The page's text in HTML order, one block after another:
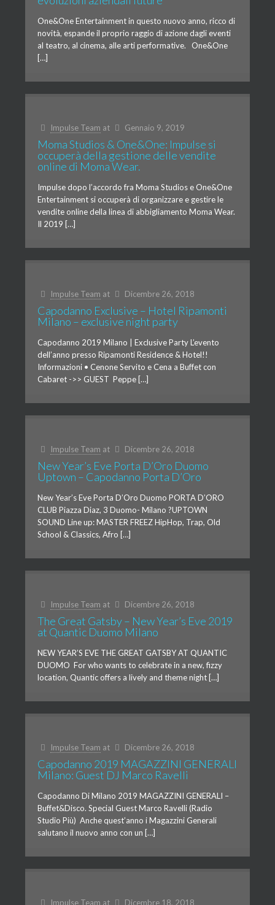
One&One Entertainment in questo nuovo anno, ricco di
novità, espande il proprio raggio di azione dagli eventi
al teatro, al cinema, alle arti performative. One&One
[…]
Impulse Team at Gennaio 9, 2019
Moma Studios & One&One: Impulse si
occuperà della gestione delle vendite
online di Moma Wear.
Impulse dopo l’accordo fra Moma Studios e One&One
Entertainment si occuperà di organizzare e gestire le
vendite online della linea di abbigliamento Moma Wear.
Il 2019 […]
Impulse Team at Dicembre 26, 2018
Capodanno Exclusive – Hotel Ripamonti
Milano – exclusive night party
Capodanno 2019 Milano | Exclusive Party L’evento
dell’anno presso Ripamonti Residence & Hotel!!
Informazioni • Cenone Servito e Cena a Buffet con
Cabaret ->> GUEST Peppe […]
Impulse Team at Dicembre 26, 2018
New Year’s Eve Porta D’Oro Duomo
Uptown – Capodanno Porta D’Oro
New Year’s Eve Porta D’Oro Duomo PORTA D’ORO
CLUB Piazza Diaz, 3 Duomo- Milano ?UPTOWN
SOUND Line up: MASTER FREEZ HipHop, Trap, Old
School & Classics, Afro […]
Impulse Team at Dicembre 26, 2018
The Great Gatsby – New Year’s Eve 2019
at Quantic Duomo Milano
NEW YEAR’S EVE THE GREAT GATSBY AT QUANTIC
DUOMO For who wants to celebrate in a new, fizzy
location, Quantic offers a lively and theme night […]
Impulse Team at Dicembre 26, 2018
Capodanno 2019 MAGAZZINI GENERALI
Milano: Guest DJ Marco Ravelli
Capodanno Di Milano 2019 MAGAZZINI GENERALI –
Buffet&Disco. Special Guest Marco Ravelli (Radio
Studio Più) Anche quest’anno i Magazzini Generali
salutano il nuovo anno con un […]
Impulse Team at Dicembre 18, 2018